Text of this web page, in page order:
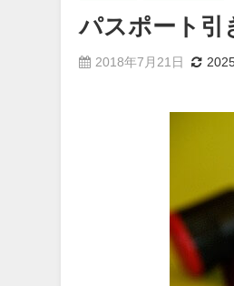
パスポート引
2018年7月21日